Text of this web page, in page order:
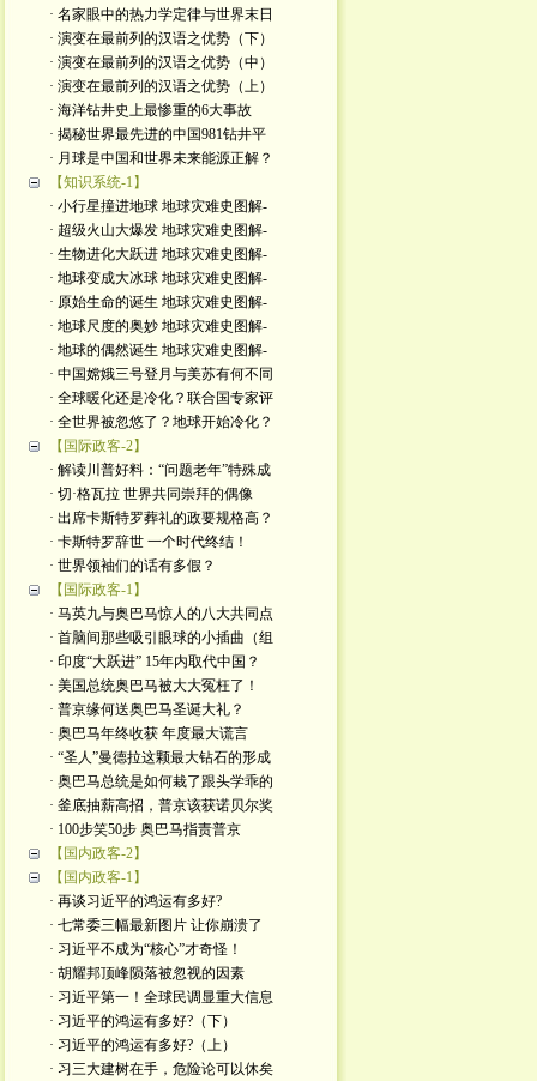
· 名家眼中的热力学定律与世界末日
· 演变在最前列的汉语之优势（下）
· 演变在最前列的汉语之优势（中）
· 演变在最前列的汉语之优势（上）
· 海洋钻井史上最惨重的6大事故
· 揭秘世界最先进的中国981钻井平
· 月球是中国和世界未来能源正解？
【知识系统-1】
· 小行星撞进地球 地球灾难史图解-
· 超级火山大爆发 地球灾难史图解-
· 生物进化大跃进 地球灾难史图解-
· 地球变成大冰球 地球灾难史图解-
· 原始生命的诞生 地球灾难史图解-
· 地球尺度的奥妙 地球灾难史图解-
· 地球的偶然诞生 地球灾难史图解-
· 中国嫦娥三号登月与美苏有何不同
· 全球暖化还是冷化？联合国专家评
· 全世界被忽悠了？地球开始冷化？
【国际政客-2】
· 解读川普好料：“问题老年”特殊成
· 切·格瓦拉 世界共同崇拜的偶像
· 出席卡斯特罗葬礼的政要规格高？
· 卡斯特罗辞世 一个时代终结！
· 世界领袖们的话有多假？
【国际政客-1】
· 马英九与奥巴马惊人的八大共同点
· 首脑间那些吸引眼球的小插曲（组
· 印度“大跃进” 15年内取代中国？
· 美国总统奥巴马被大大冤枉了！
· 普京缘何送奥巴马圣诞大礼？
· 奥巴马年终收获 年度最大谎言
· “圣人”曼德拉这颗最大钻石的形成
· 奥巴马总统是如何栽了跟头学乖的
· 釜底抽薪高招，普京该获诺贝尔奖
· 100步笑50步 奥巴马指责普京
【国内政客-2】
【国内政客-1】
· 再谈习近平的鸿运有多好?
· 七常委三幅最新图片 让你崩溃了
· 习近平不成为“核心”才奇怪！
· 胡耀邦顶峰陨落被忽视的因素
· 习近平第一！全球民调显重大信息
· 习近平的鸿运有多好?（下）
· 习近平的鸿运有多好?（上）
· 习三大建树在手，危险论可以休矣